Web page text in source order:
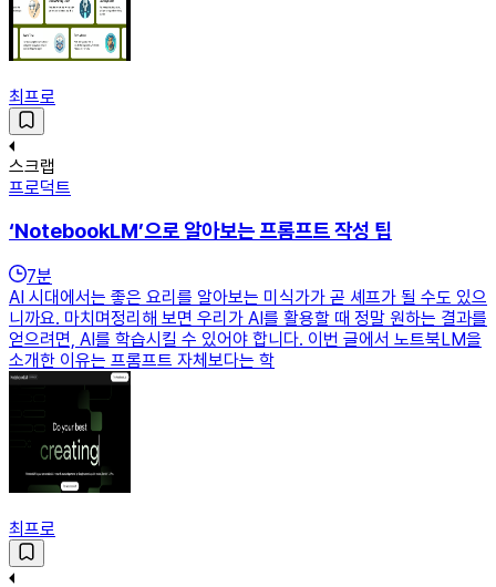
최프로
스크랩
프로덕트
‘NotebookLM’으로 알아보는 프롬프트 작성 팁
7분
AI 시대에서는 좋은 요리를 알아보는 미식가가 곧 셰프가 될 수도 있으
니까요. 마치며정리해 보면 우리가 AI를 활용할 때 정말 원하는 결과를
얻으려면, AI를 학습시킬 수 있어야 합니다. 이번 글에서 노트북LM을
소개한 이유는 프롬프트 자체보다는 학
최프로